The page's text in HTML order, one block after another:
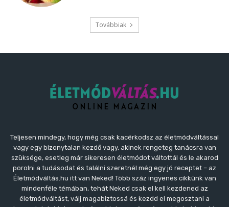
Továbbiak
Teljesen mindegy, hogy még csak kacérkodsz az életmódváltással
vagy egy bizonytalan kezdő vagy, akinek rengeteg tanácsra van
szüksége, esetleg már sikeresen életmódot váltottál és le akarod
porolni a tudásodat és találni szeretnél még egy jó receptet – az
Életmódváltás.hu itt van Neked! Több száz ingyenes cikkünk van
mindenféle témában, tehát Neked csak el kell kezdened az
életmódváltást, válj magabiztossá és kezdd el megosztani a